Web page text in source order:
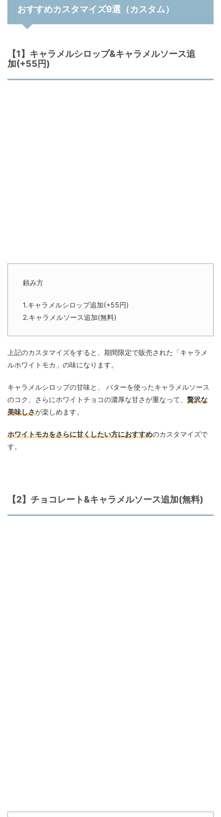
おすすめカスタマイズ9選（カスタム）
【1】キャラメルシロップ&キャラメルソース追
加(+55円)
頼み方
1.キャラメルシロップ追加(+55円)
2.キャラメルソース追加(無料)
上記のカスタマイズをすると、期間限定で販売された「キャラメ
ルホワイトモカ」の味になります。
キャラメルシロップの甘味と、 バターを使ったキャラメルソース
のコク、さらにホワイトチョコの濃厚な甘さが重なって、 贅沢な
美味しさが楽しめます。
ホワイトモカをさらに甘くしたい方におすすめのカスタマイズで
す。
【2】チョコレート&キャラメルソース追加(無料)